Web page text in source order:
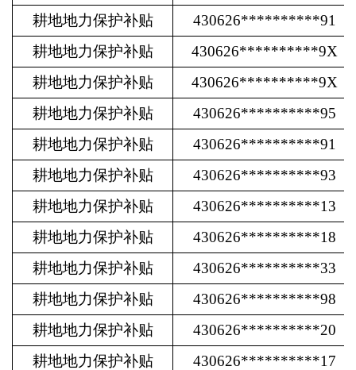
耕地地力保护补贴
430626**********91
耕地地力保护补贴
430626**********9X
耕地地力保护补贴
430626**********9X
耕地地力保护补贴
430626**********95
耕地地力保护补贴
430626**********91
耕地地力保护补贴
430626**********93
耕地地力保护补贴
430626**********13
耕地地力保护补贴
430626**********18
耕地地力保护补贴
430626**********33
耕地地力保护补贴
430626**********98
耕地地力保护补贴
430626**********20
耕地地力保护补贴
430626**********17